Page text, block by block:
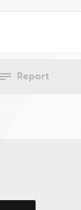
Report